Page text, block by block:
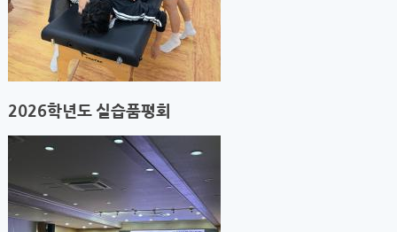
2026학년도 실습품평회